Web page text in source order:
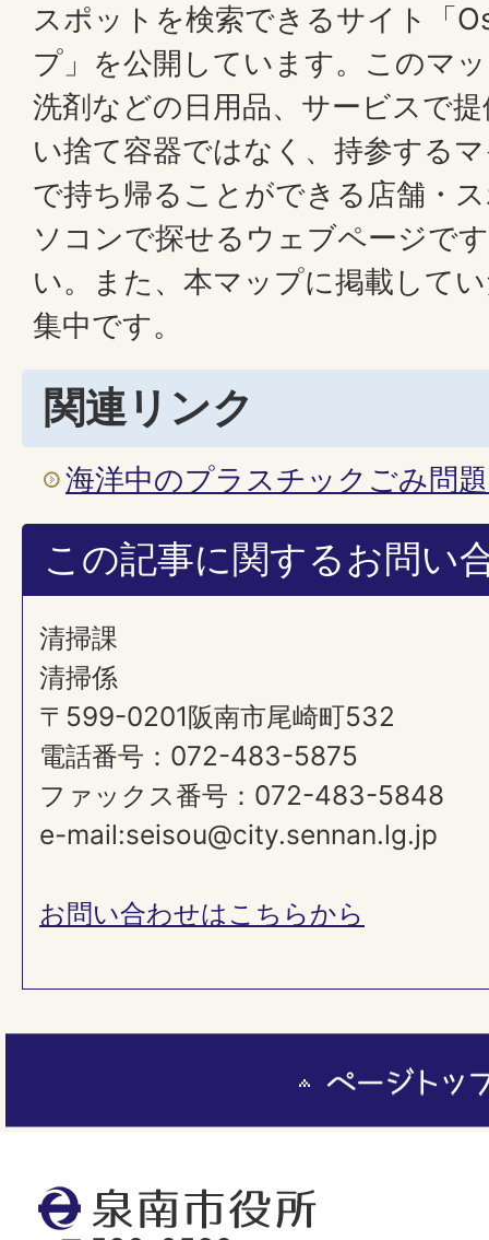
スポットを検索できるサイト「
プ」を公開しています。このマ
洗剤などの日用品、サービスで
い捨て容器ではなく、持参する
で持ち帰ることができる店舗・
ソコンで探せるウェブページで
い。また、本マップに掲載して
集中です。
関連リンク
海洋中のプラスチックごみ問
この記事に関するお問い
清掃課
清掃係
〒599-0201阪南市尾崎町532
電話番号：072-483-5875
ファックス番号：072-483-5848
e-mail:seisou@city.sennan.lg.jp
お問い合わせはこちらから
泉